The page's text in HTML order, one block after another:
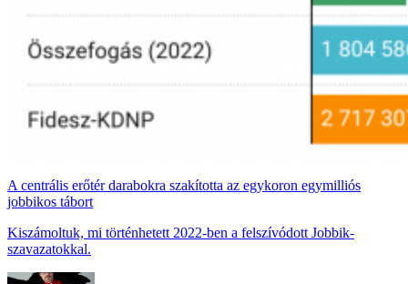
A centrális erőtér darabokra szakította az egykoron egymilliós
jobbikos tábort
Kiszámoltuk, mi történhetett 2022-ben a felszívódott Jobbik-
szavazatokkal.